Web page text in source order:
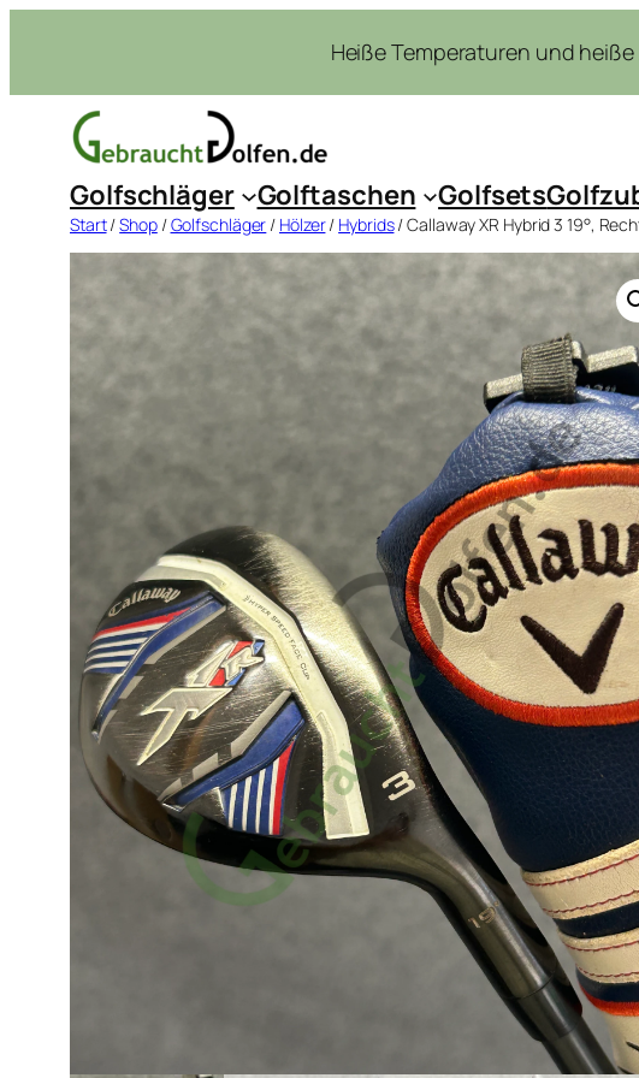
springen
Heiße Temperaturen und
Golfschläger Golftaschen Golfsets
Start/Shop/Golfschläger / Hölzer/ Hybrids/ Callaway XR Hybrid 3 19°,